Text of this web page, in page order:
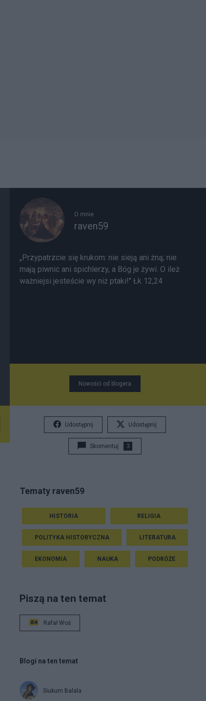
O mnie
raven59
„Przypatrzcie się krukom: nie sieją ani żną; nie
mają piwnic ani spichlerzy, a Bóg je żywi. O ileż
ważniejsi jesteście wy niż ptaki!" Łk 12,24
Nowości od blogera
Udostępnij Udostępnij
Skomentuj 3
Tematy raven59
HISTORIA RELIGIA
POLITYKA HISTORYCZNA LITERATURA
EKONOMIA NAUKA PODRÓŻE
Piszą na ten temat
Rafał Woś
Blogi na ten temat
Siukum Balala